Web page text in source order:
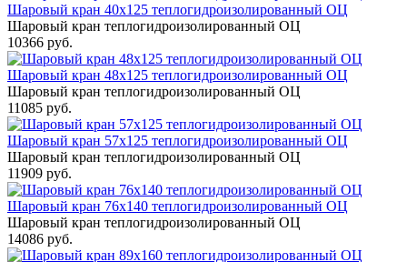
Шаровый кран 40x125 теплогидроизолированный ОЦ
Шаровый кран теплогидроизолированный ОЦ
10366 руб.
Шаровый кран 48x125 теплогидроизолированный ОЦ
Шаровый кран теплогидроизолированный ОЦ
11085 руб.
Шаровый кран 57x125 теплогидроизолированный ОЦ
Шаровый кран теплогидроизолированный ОЦ
11909 руб.
Шаровый кран 76x140 теплогидроизолированный ОЦ
Шаровый кран теплогидроизолированный ОЦ
14086 руб.